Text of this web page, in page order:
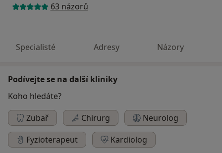
63 názorů
Specialisté Adresy Názory
Podívejte se na další kliniky
Koho hledáte?
Zubař
Chirurg
Neurolog
Fyzioterapeut
Kardiolog